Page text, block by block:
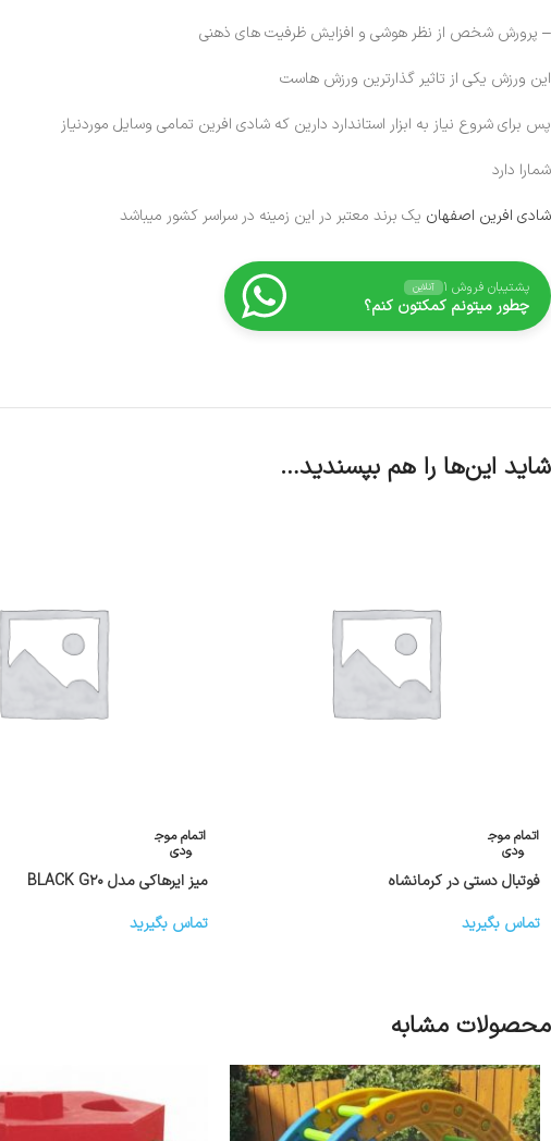
– پرورش شخص از نظر هوشی و افزایش ظرفیت های ذهنی
این ورزش یکی از تاثیر گذارترین ورزش هاست
پس برای شروع نیاز به ابزار استاندارد دارین که شادی افرین تمامی وسایل موردنیاز
شمارا دارد
شادی افرین اصفهان یک برند معتبر در این زمینه در سراسر کشور میباشد
پشتیبان فروش ۱ آنلاین
چطور میتونم کمکتون کنم؟
شاید این‌ها را هم بپسندید…
اتمام موج
ودی
فوتبال دستی در کرمانشاه
تماس بگیرید
اتمام موج
ودی
میز ایرهاکی مدل BLACK G۲۰
تماس بگیرید
محصولات مشابه